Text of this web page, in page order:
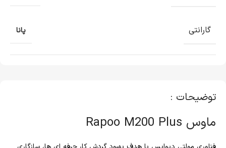
توضیحات :
ماوس Rapoo M200 Plus
گارانتی پانا